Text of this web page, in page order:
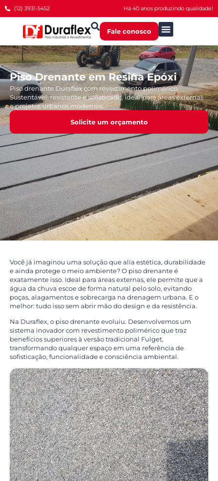
(12) 3931-5452 Há 40 anos produzindo qualidade!
Fale conosco
Piso Drenante em Resina Epóxi
Piso drenante Duraflex com revestimento polimérico.
Sustentável, resistente e sofisticado, ideal para áreas externas
e projetos urbanos modernos.
Solicite um orçamento
Você já imaginou uma solução que alia estética, durabilidade
e ainda protege o meio ambiente? O piso drenante é
exatamente isso. Ideal para áreas externas, ele permite que a
água da chuva escoe de forma natural pelo solo, evitando
poças, alagamentos e sobrecarga na drenagem urbana. E o
melhor: tudo isso sem abrir mão do design e da resistência.
Na Duraflex, o piso drenante evoluiu. Desenvolvemos um
sistema inovador com revestimento polimérico que traz
benefícios superiores à versão tradicional Fulget,
transformando qualquer espaço em uma referência de
sofisticação, funcionalidade e consciência ambiental.